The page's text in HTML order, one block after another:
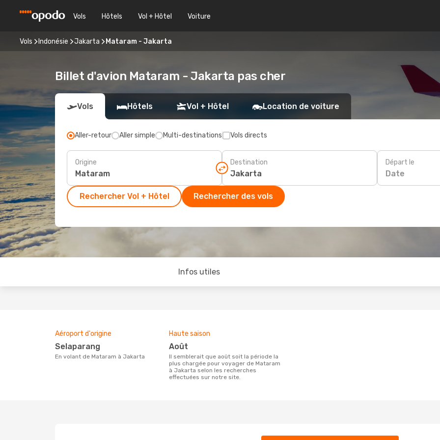
Vols Hôtels Vol + Hôtel Voiture
Vols Indonésie Jakarta Mataram - Jakarta
Billet d'avion Mataram - Jakarta pas cher
Vols Hôtels Vol + Hôtel Location de voiture
Aller-retour Aller simple Multi-destinations Vols directs
Origine Destination Départ le
Date
Rechercher Vol + Hôtel Rechercher des vols
Infos utiles
Aéroport d'origine
Selaparang
En volant de Mataram à Jakarta
Haute saison
août
Il semblerait que août soit la période la
plus chargée pour voyager de Mataram
à Jakarta selon les recherches
effectuées sur notre site.